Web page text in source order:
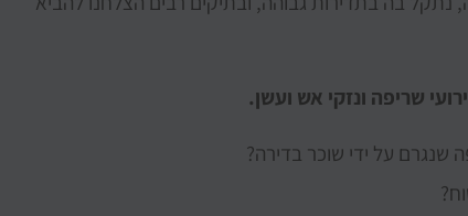
שריפה ונזקי אש ועשן.
שנגרם על ידי שוכר בדירה?